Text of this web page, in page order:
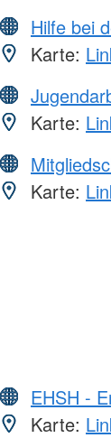
Hilfe bei
Karte:
Karte:
Karte:
EHSH -
Karte: